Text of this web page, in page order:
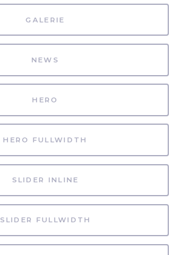
GALERIE
NEWS
HERO
HERO FULLWIDTH
SLIDER INLINE
SLIDER FULLWIDTH